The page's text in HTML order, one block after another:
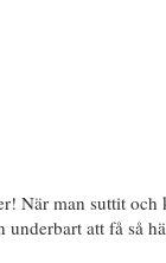
När man suttit och
underbart att få så